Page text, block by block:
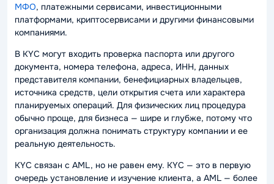
МФО, платежными сервисами, инвестиционными
платформами, криптосервисами и другими финансовыми
компаниями.
В KYC могут входить проверка паспорта или другого
документа, номера телефона, адреса, ИНН, данных
представителя компании, бенефициарных владельцев,
источника средств, цели открытия счета или характера
планируемых операций. Для физических лиц процедура
обычно проще, для бизнеса — шире и глубже, потому что
организация должна понимать структуру компании и ее
реальную деятельность.
KYC связан с AML, но не равен ему. KYC — это в первую
очередь установление и изучение клиента, а AML — более